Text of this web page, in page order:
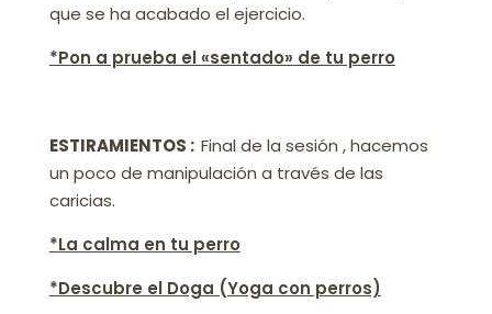
que se ha acabado el ejercicio.
*Pon a prueba el «sentado» de tu perro
ESTIRAMIENTOS : Final de la sesión , hacemos
un poco de manipulación a través de las
caricias.
*La calma en tu perro
*Descubre el Doga (Yoga con perros)